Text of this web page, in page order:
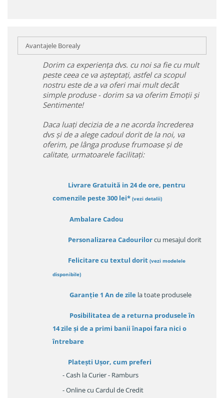
Avantajele Borealy
Dorim ca experiența dvs. cu noi sa fie cu mult
peste ceea ce va așteptați, astfel ca scopul
nostru este de a va oferi mai mult decât
simple produse - dorim sa va oferim Emoții și
Sentimente!
Daca luați decizia de a ne acorda încrederea
dvs și de a alege cadoul dorit de la noi, va
oferim, pe lânga produse frumoase și de
calitate, urmatoarele facilitați:
Livrare Gratuită in 24 de ore, pentru
comenzile peste 300 lei* (vezi detalii)
Ambalare Cadou
Personalizarea Cadourilorcu mesajul dorit
Felicitare cu textul dorit (vezi modelele
disponibile)
Garanție 1 An de zile la toate produsele
Posibilitatea de a returna produsele în
14 zileși de a primi banii înapoi fara nici o
întrebare
Platești Ușor, cum preferi
- Cash la Curier - Ramburs
- Online cu Cardul de Credit